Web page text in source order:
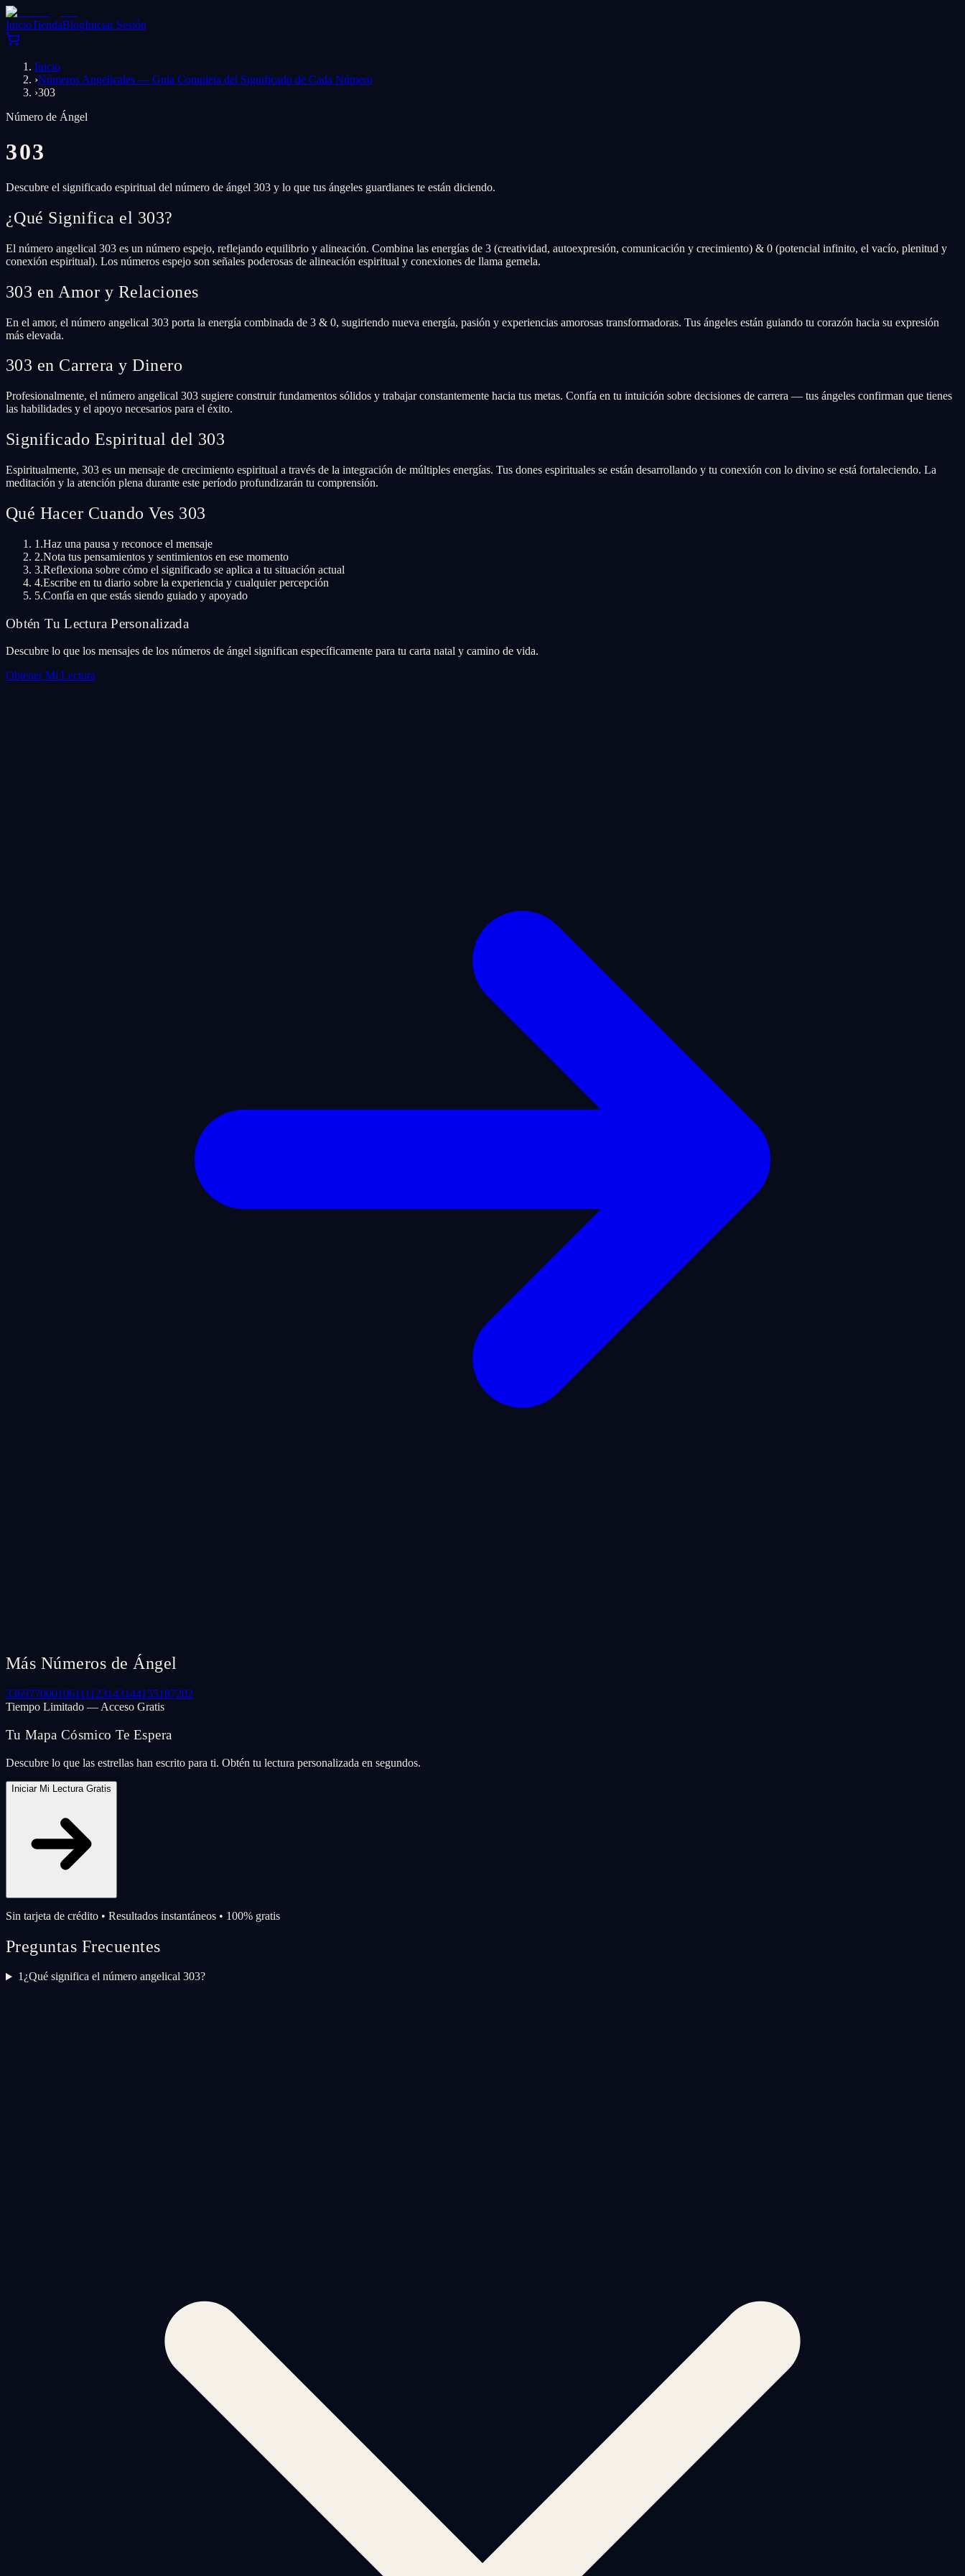
InicioTiendaBlogIniciar Sesión
Inicio
›Números Angelicales — Guía Completa del Significado de Cada Número
›303
Número de Ángel
303
Descubre el significado espiritual del número de ángel 303 y lo que tus ángeles guardianes te están diciendo.
¿Qué Significa el 303?
El número angelical 303 es un número espejo, reflejando equilibrio y alineación. Combina las energías de 3 (creatividad, autoexpresión, comunicación y crecimiento) & 0 (potencial infinito, el vacío, plenitud y
conexión espiritual). Los números espejo son señales poderosas de alineación espiritual y conexiones de llama gemela.
303 en Amor y Relaciones
En el amor, el número angelical 303 porta la energía combinada de 3 & 0, sugiriendo nueva energía, pasión y experiencias amorosas transformadoras. Tus ángeles están guiando tu corazón hacia su expresión
más elevada.
303 en Carrera y Dinero
Profesionalmente, el número angelical 303 sugiere construir fundamentos sólidos y trabajar constantemente hacia tus metas. Confía en tu intuición sobre decisiones de carrera — tus ángeles confirman que tienes
las habilidades y el apoyo necesarios para el éxito.
Significado Espiritual del 303
Espiritualmente, 303 es un mensaje de crecimiento espiritual a través de la integración de múltiples energías. Tus dones espirituales se están desarrollando y tu conexión con lo divino se está fortaleciendo. La
meditación y la atención plena durante este período profundizarán tu comprensión.
Qué Hacer Cuando Ves 303
1.Haz una pausa y reconoce el mensaje
2.Nota tus pensamientos y sentimientos en ese momento
3.Reflexiona sobre cómo el significado se aplica a tu situación actual
4.Escribe en tu diario sobre la experiencia y cualquier percepción
5.Confía en que estás siendo guiado y apoyado
Obtén Tu Lectura Personalizada
Descubre lo que los mensajes de los números de ángel significan específicamente para tu carta natal y camino de vida.
Obtener Mi Lectura
Más Números de Ángel
336977000106111123143144155187202
Tiempo Limitado — Acceso Gratis
Tu Mapa Cósmico Te Espera
Descubre lo que las estrellas han escrito para ti. Obtén tu lectura personalizada en segundos.
Iniciar Mi Lectura Gratis
Sin tarjeta de crédito • Resultados instantáneos • 100% gratis
Preguntas Frecuentes
1¿Qué significa el número angelical 303?